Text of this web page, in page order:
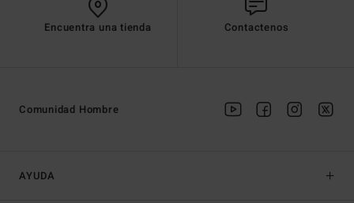
Encuentra una tienda Contactenos
AYUDA
Comunidad Hombre